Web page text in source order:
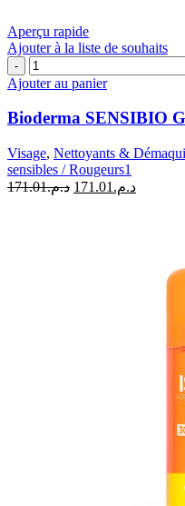
g
Aperçu rapide
Ajouter à la liste de souhaits
quantité
de
Bioderma
SENSIBIO
GEL
MOUSSANT
|
200
ML
Ajouter au panier
Bioderma SENSIBIO
Visage, Nettoyants &
sensibles / Rougeurs1
د.م.171.01
Le
د.م. 171.01
Le